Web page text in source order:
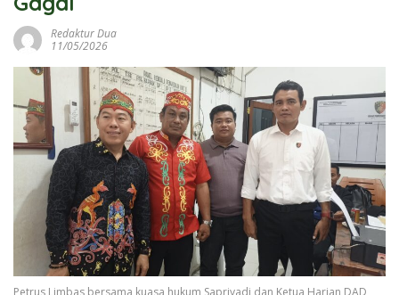
Redaktur Dua
11/05/2026
Petrus Limbas bersama kuasa hukum Sapriyadi dan Ketua Harian DAD